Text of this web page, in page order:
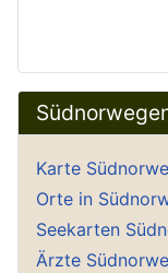
Karte
Orte in
Seekarten
Ärzte